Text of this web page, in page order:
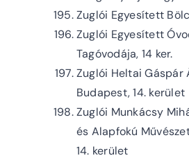
Zuglói Egyesített
Zuglói Egyesített
Tagóvodája, 14 ker.
Zuglói Heltai Gáspár
Budapest, 14. kerület
Zuglói Munkácsy
és Alapfokú
14. kerület